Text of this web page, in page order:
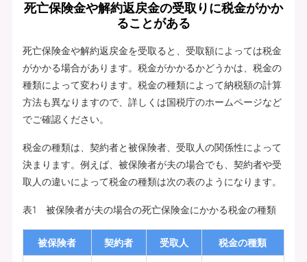
死亡保険金や解約返戻金の受取りに税金がかか
ることがある
死亡保険金や解約返戻金を受取ると、受取額によっては税金
がかかる場合があります。税金がかかるかどうかは、税金の
種類によって変わります。税金の種類によって納税額の計算
方法も異なりますので、詳しくは国税庁のホームページなど
でご確認ください。
税金の種類は、契約者と被保険者、受取人の関係性によって
決まります。例えば、被保険者が夫の場合でも、契約者や受
取人の違いによって税金の種類は次の表のようになります。
表1 被保険者が夫の場合の死亡保険金にかかる税金の種類
被保険者 契約者 受取人 税金の種類